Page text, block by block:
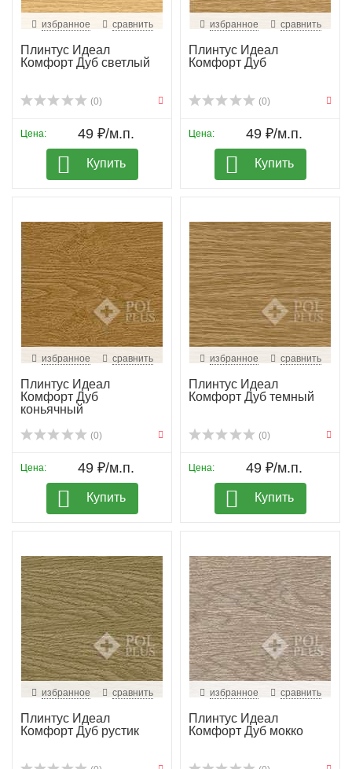
избранное сравнить
Плинтус Идеал
Комфорт Дуб светлый
(0)
Цена: 49 ₽/м.п.
Купить
избранное сравнить
Плинтус Идеал
Комфорт Дуб
(0)
Цена: 49 ₽/м.п.
Купить
избранное сравнить
Плинтус Идеал
Комфорт Дуб
коньячный
(0)
Цена: 49 ₽/м.п.
Купить
избранное сравнить
Плинтус Идеал
Комфорт Дуб темный
(0)
Цена: 49 ₽/м.п.
Купить
избранное сравнить
Плинтус Идеал
Комфорт Дуб рустик
избранное сравнить
Плинтус Идеал
Комфорт Дуб мокко